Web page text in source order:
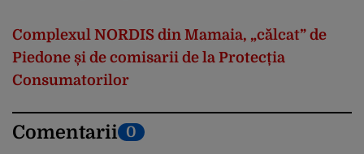
Complexul NORDIS din Mamaia, „călcat” de
Piedone și de comisarii de la Protecția
Consumatorilor
Comentarii 0